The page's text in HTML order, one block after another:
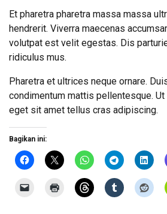
Et pharetra pharetra massa massa
hendrerit. Viverra maecenas
volutpat est velit egestas. Dis
ridiculus mus.
Pharetra et ultrices neque ornare.
condimentum mattis pellentesque.
eget sit amet tellus cras adipiscing.
Bagikan ini: